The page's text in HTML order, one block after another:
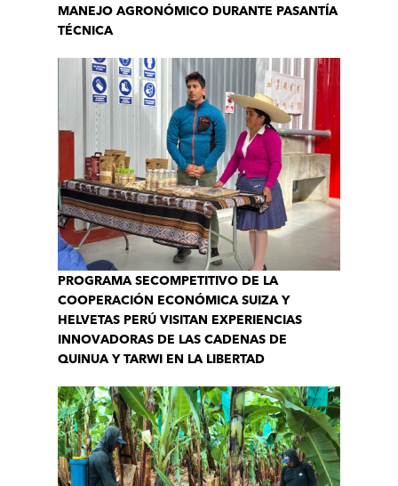
MANEJO AGRONÓMICO DURANTE PASANTÍA
TÉCNICA
PROGRAMA SECOMPETITIVO DE LA
COOPERACIÓN ECONÓMICA SUIZA Y
HELVETAS PERÚ VISITAN EXPERIENCIAS
INNOVADORAS DE LAS CADENAS DE
QUINUA Y TARWI EN LA LIBERTAD